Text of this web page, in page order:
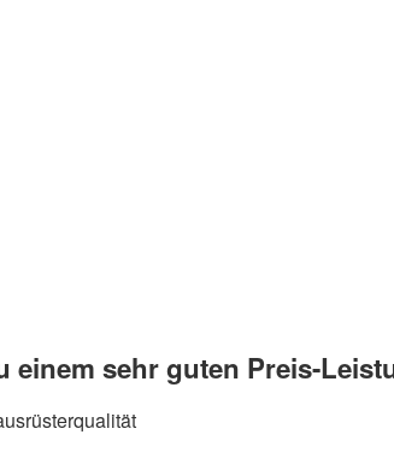
einem sehr guten Preis-